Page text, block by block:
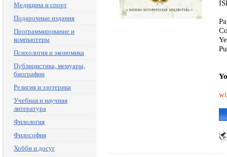
Медицина и спорт
Подарочные издания
Программирование и
компьютеры
Психология и экономика
Публицистика, мемуары,
биографии
Религия и эзотерика
Учебная и научная
литература
Филология
Философия
Хобби и досуг